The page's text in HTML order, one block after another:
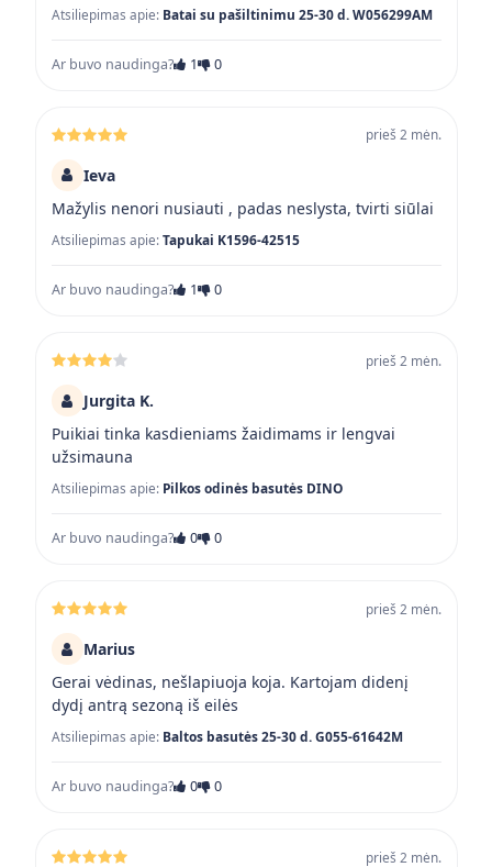
Atsiliepimas apie: Batai su pašiltinimu 25-30 d. W056299AM
Ar buvo naudinga? 1 0
prieš 2 mėn.
Ieva
Mažylis nenori nusiauti , padas neslysta, tvirti siūlai
Atsiliepimas apie:Tapukai K1596-42515
Ar buvo naudinga? 1 0
prieš 2 mėn.
Jurgita K.
Puikiai tinka kasdieniams žaidimams ir lengvai
užsimauna
Atsiliepimas apie: Pilkos odinės basutės DINO
Ar buvo naudinga? 0 0
prieš 2 mėn.
Marius
Gerai vėdinas, nešlapiuoja koja. Kartojam didenį
dydį antrą sezoną iš eilės
Atsiliepimas apie: Baltos basutės 25-30 d. G055-61642M
Ar buvo naudinga? 0 0
prieš 2 mėn.